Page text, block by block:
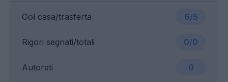
Gol casa/trasferta 6/5
Rigori segnati/totali 0/0
Autoreti 0